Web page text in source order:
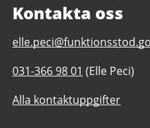
Kontakta oss
E-
till
Selma
Stad
Telefonnummer
Selma
031-366 98 01 (Elle Peci)
Alla kontaktuppgifter